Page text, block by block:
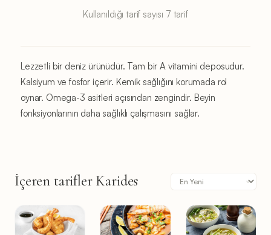
Kullanıldığı tarif sayısı 7 tarif
Lezzetli bir deniz ürünüdür. Tam bir A vitamini deposudur.
Kalsiyum ve fosfor içerir. Kemik sağlığını korumada rol
oynar. Omega-3 asitleri açısından zengindir. Beyin
fonksiyonlarının daha sağlıklı çalışmasını sağlar.
İçeren tarifler Karides